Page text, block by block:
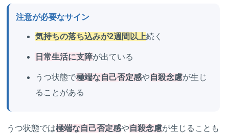
注意が必要なサイン
気持ちの落ち込みが2週間以上続く
日常生活に支障が出ている
うつ状態で極端な自己否定感や自殺念慮が生じ
ることがある
うつ状態では極端な自己否定感や自殺念慮が生じることも